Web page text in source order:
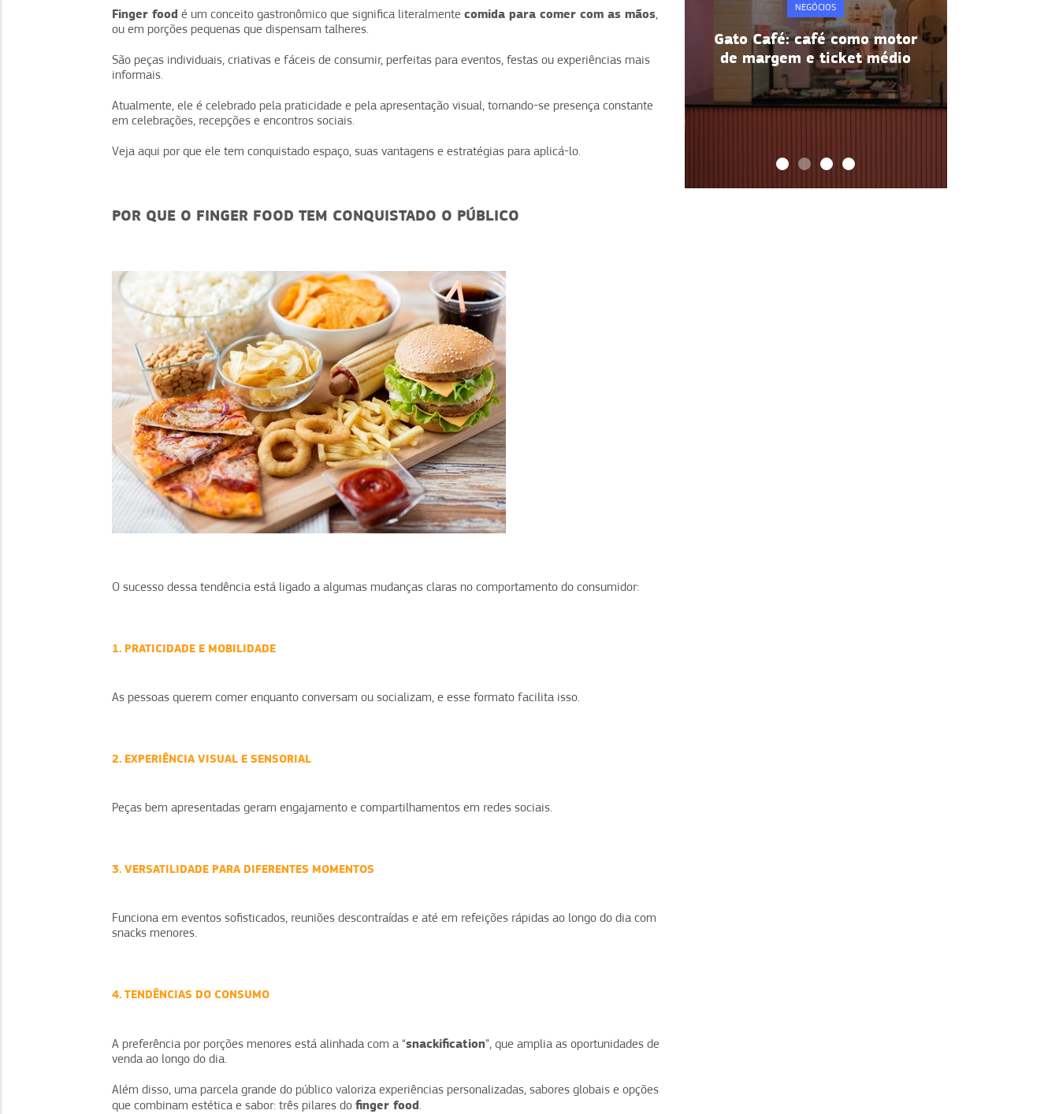
Finger food é um conceito gastronômico que significa literalmente comida para comer com as mãos,
ou em porções pequenas que dispensam talheres.
São peças individuais, criativas e fáceis de consumir, perfeitas para eventos, festas ou experiências mais
informais.
Atualmente, ele é celebrado pela praticidade e pela apresentação visual, tornando-se presença constante
em celebrações, recepções e encontros sociais.
Veja aqui por que ele tem conquistado espaço, suas vantagens e estratégias para aplicá-lo.
POR QUE O FINGER FOOD TEM CONQUISTADO O PÚBLICO
O sucesso dessa tendência está ligado a algumas mudanças claras no comportamento do consumidor:
1. PRATICIDADE E MOBILIDADE
As pessoas querem comer enquanto conversam ou socializam, e esse formato facilita isso.
2. EXPERIÊNCIA VISUAL E SENSORIAL
Peças bem apresentadas geram engajamento e compartilhamentos em redes sociais.
3. VERSATILIDADE PARA DIFERENTES MOMENTOS
Funciona em eventos sofisticados, reuniões descontraídas e até em refeições rápidas ao longo do dia com
snacks menores.
4. TENDÊNCIAS DO CONSUMO
A preferência por porções menores está alinhada com a “snackification”, que amplia as oportunidades de
venda ao longo do dia.
Além disso, uma parcela grande do público valoriza experiências personalizadas, sabores globais e opções
que combinam estética e sabor: três pilares do finger food.
NEGÓCIOS
Alta rotatividade: dicas para
manter sua equipe
Assinatura de comida:
aumente vendas recorrentes
Gato Café: café como motor
de margem e ticket médio
Metodologia 5S: disciplina
produtividade na prática